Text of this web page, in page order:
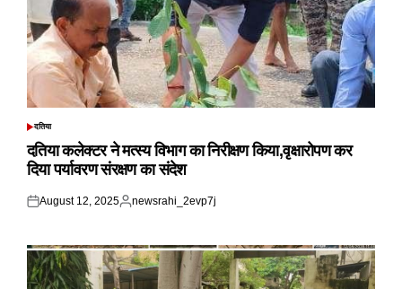
POSTED
दतिया
दतिया कलेक्टर ने मत्स्य विभाग का निरीक्षण किया,वृक्षारोपण कर
दिया पर्यावरण संरक्षण का संदेश
Posted
August 12, 2025
Posted
newsrahi_2evp7j